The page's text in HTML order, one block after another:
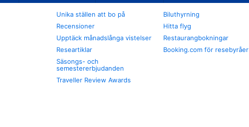
Unika ställen att bo på
Recensioner
Upptäck månadslånga vistelser
Researtiklar
Säsongs- och
semestererbjudanden
Traveller Review Awards
Biluthyrning
Hitta flyg
Restaurangbokningar
Booking.com för resebyråer